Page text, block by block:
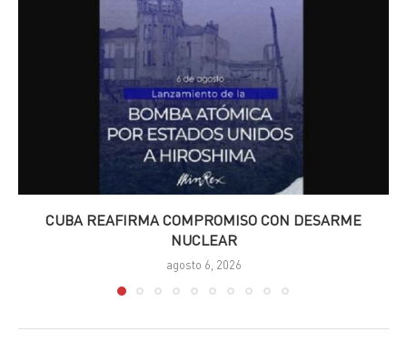
CUBA REAFIRMA COMPROMISO CON DESARME
NUCLEAR
agosto 6, 2026